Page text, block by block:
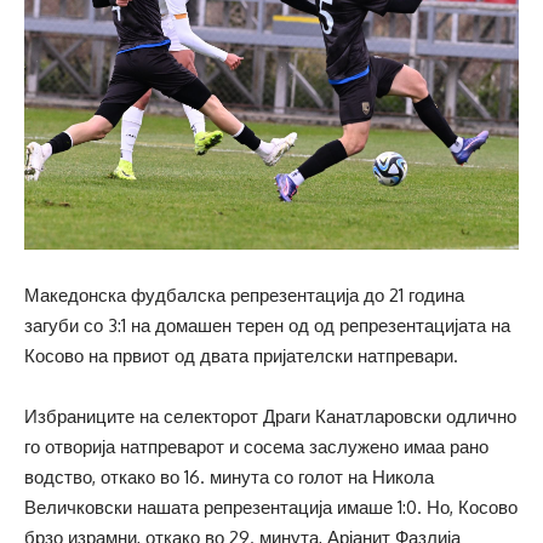
Македонска фудбалска репрезентација до 21 година
загуби со 3:1 на домашен терен од од репрезентацијата на
Косово на првиот од двата пријателски натпревари.
Избраниците на селекторот Драги Канатларовски одлично
го отворија натпреварот и сосема заслужено имаа рано
водство, откако во 16. минута со голот на Никола
Величковски нашата репрезентација имаше 1:0. Но, Косово
брзо израмни, откако во 29. минута, Арјанит Фазлија